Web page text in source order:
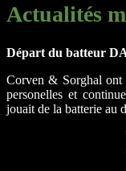
Actualités
Départ du batteur
Corven & Sorghal ont
personelles et
jouait de la batterie au